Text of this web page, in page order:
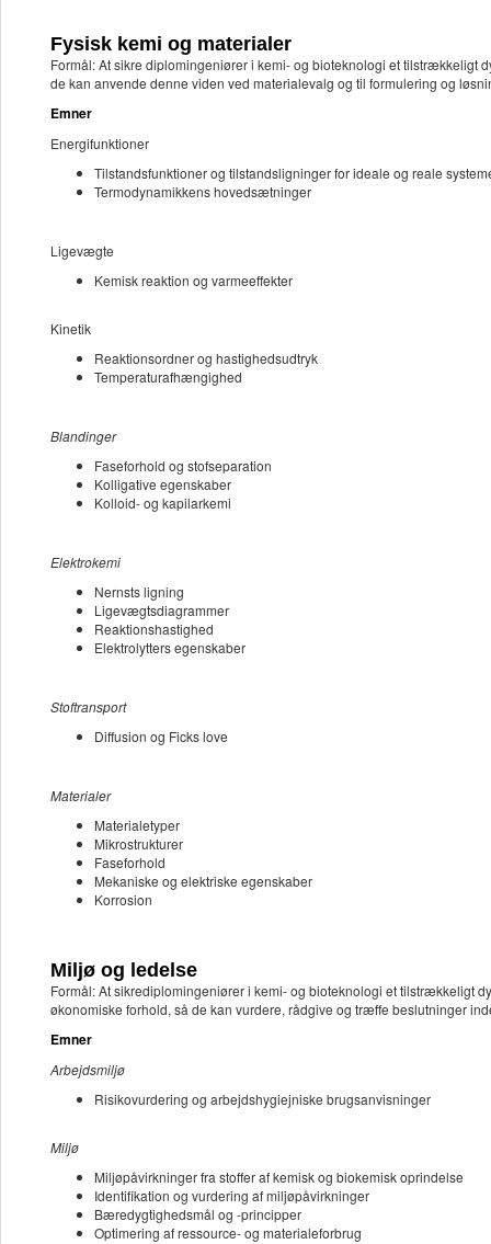
Fysisk kemi og materialer
Formål: At sikre diplomingeniører i kemi- og bioteknologi et tilstrækkeligt
de kan anvende denne viden ved materialevalg og til formulering og
Emner
Energifunktioner
Tilstandsfunktioner og tilstandsligninger for ideale og reale
Termodynamikkens hovedsætninger
Ligevægte
Kemisk reaktion og varmeeffekter
Kinetik
Reaktionsordner og hastighedsudtryk
Temperaturafhængighed
Blandinger
Faseforhold og stofseparation
Kolligative egenskaber
Kolloid- og kapilarkemi
Elektrokemi
Nernsts ligning
Ligevægtsdiagrammer
Reaktionshastighed
Elektrolytters egenskaber
Stoftransport
Diffusion og Ficks love
Materialer
Materialetyper
Mikrostrukturer
Faseforhold
Mekaniske og elektriske egenskaber
Korrosion
Miljø og ledelse
Formål: At sikrediplomingeniører i kemi- og bioteknologi et tilstrækkeligt
økonomiske forhold, så de kan vurdere, rådgive og træffe beslutninger
Emner
Arbejdsmiljø
Risikovurdering og arbejdshygiejniske brugsanvisninger
Miljø
Miljøpåvirkninger fra stoffer af kemisk og biokemisk oprindelse
Identifikation og vurdering af miljøpåvirkninger
Bæredygtighedsmål og -principper
Optimering af ressource- og materialeforbrug